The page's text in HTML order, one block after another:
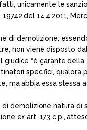
unicamente le
19742 del 14.4.2011,
di demolizione,
non viene disposto
giudice “è garante
specifici, qualora
ma abbia essa stessa
di demolizione natura
ex art. 173 c.p.,